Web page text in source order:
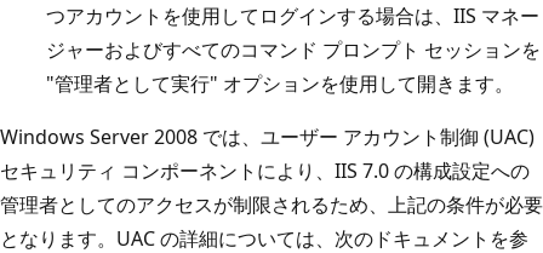
つアカウントを使用してログインする場合は、IIS マネー
ジャーおよびすべてのコマンド プロンプト セッションを
"管理者として実行" オプションを使用して開きます。
Windows Server 2008 では、ユーザー アカウント制御 (UAC)
セキュリティ コンポーネントにより、IIS 7.0 の構成設定への
管理者としてのアクセスが制限されるため、上記の条件が必要
となります。UAC の詳細については、次のドキュメントを参